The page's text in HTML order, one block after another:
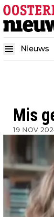
Nieuws
Mis
19 NOV